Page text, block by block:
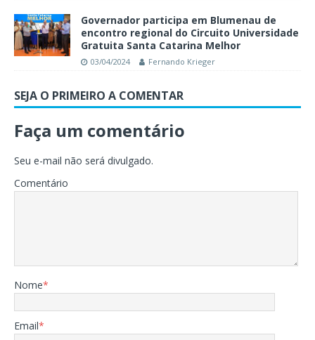
Governador participa em Blumenau de
encontro regional do Circuito Universidade
Gratuita Santa Catarina Melhor
03/04/2024 Fernando Krieger
SEJA O PRIMEIRO A COMENTAR
Faça um comentário
Seu e-mail não será divulgado.
Comentário
Nome*
Email*